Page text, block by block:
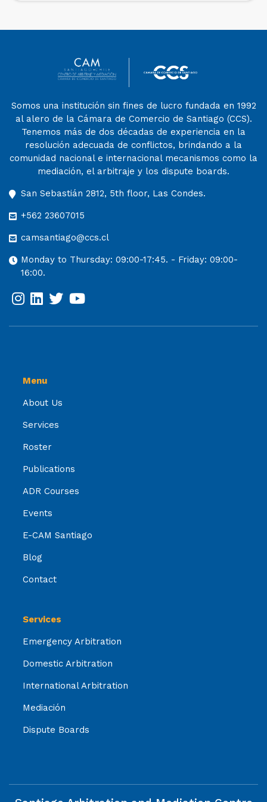
Somos una institución sin fines de lucro fundada en 1992
al alero de la Cámara de Comercio de Santiago (CCS).
Tenemos más de dos décadas de experiencia en la
resolución adecuada de conflictos, brindando a la
comunidad nacional e internacional mecanismos como la
mediación, el arbitraje y los dispute boards.
San Sebastián 2812, 5th floor, Las Condes.
+562 23607015
camsantiago@ccs.cl
Monday to Thursday: 09:00-17:45. - Friday: 09:00-
16:00.
Menu
About Us
Services
Roster
Publications
ADR Courses
Events
E-CAM Santiago
Blog
Contact
Services
Emergency Arbitration
Domestic Arbitration
International Arbitration
Mediación
Dispute Boards